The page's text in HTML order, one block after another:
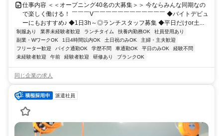
仕事内容 ＜＜オープニング40名の大募集＞＞ 今ならみんな同期なの
で楽しく働ける！ ￣￣￣V￣￣￣￣￣￣￣￣￣￣￣￣ ◆バイトデビュ
ーにもおすすめ♪ ◆1日3h～◎ランチスタッフ募集 ◆平日だけor土...
制服あり 業界未経験者歓迎 ランチタイム 扶養内勤務OK
社員登用あり
副業・WワークOK
1日4時間以内OK 土日祝のみOK
主婦・主夫歓迎
フリーター歓迎
バイク通勤OK 学歴不問 車通勤OK 平日のみOK
経験不問
未経験者歓迎
午前 経験者歓迎 研修あり ブランクOK
同じ企業の求人
派遣社員